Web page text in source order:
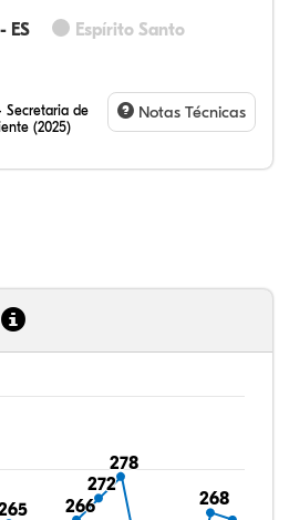
ES
Espírito Santo
Secretaria de
(2025)
Notas Técnicas
266
266
272
272
278
278
268
268